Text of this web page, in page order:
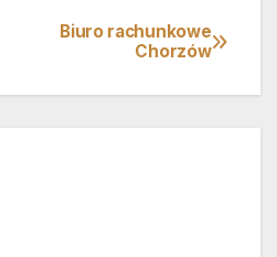
Biuro rachunkowe
Chorzów